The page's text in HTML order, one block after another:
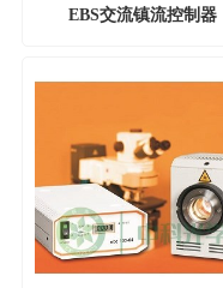
EBS交流镇流控制器